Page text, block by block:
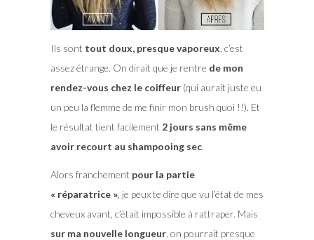
Ils sont tout doux, presque vaporeux , c’est
assez étrange. On dirait que je rentre de mon
rendez-vous chez le coiffeur(qui aurait juste eu
un peu la flemme de me finir mon brush quoi !!). Et
le résultat tient facilement 2 jours sans même
avoir recourt au shampooing sec.
Alors franchement pour la partie
« réparatrice », je peux te dire que vu l’état de mes
cheveux avant, c’était impossible à rattraper. Mais
sur ma nouvelle longueur, on pourrait presque